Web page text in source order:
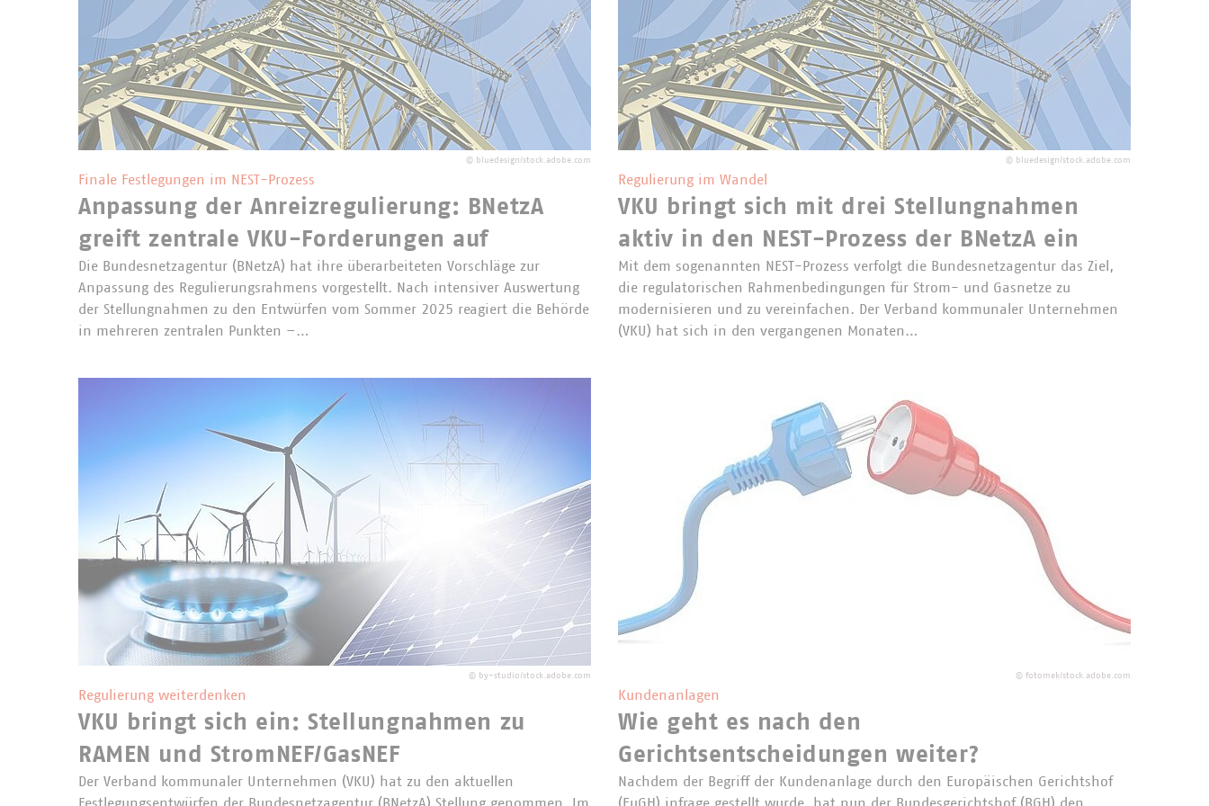
© bluedesign/stock.adobe.com
Finale Festlegungen im NEST-Prozess
Anpassung der Anreizregulierung: BNetzA
greift zentrale VKU-Forderungen auf
Die Bundesnetzagentur (BNetzA) hat ihre überarbeiteten Vorschläge zur
Anpassung des Regulierungsrahmens vorgestellt. Nach intensiver Auswertung
der Stellungnahmen zu den Entwürfen vom Sommer 2025 reagiert die Behörde
in mehreren zentralen Punkten –…
© bluedesign/stock.adobe.com
Regulierung im Wandel
VKU bringt sich mit drei Stellungnahmen
aktiv in den NEST-Prozess der BNetzA ein
Mit dem sogenannten NEST-Prozess verfolgt die Bundesnetzagentur das Ziel,
die regulatorischen Rahmenbedingungen für Strom- und Gasnetze zu
modernisieren und zu vereinfachen. Der Verband kommunaler Unternehmen
(VKU) hat sich in den vergangenen Monaten…
© by-studio/stock.adobe.com
Regulierung weiterdenken
VKU bringt sich ein: Stellungnahmen zu
RAMEN und StromNEF/GasNEF
Der Verband kommunaler Unternehmen (VKU) hat zu den aktuellen
© fotomek/stock.adobe.com
Kundenanlagen
Wie geht es nach den
Gerichtsentscheidungen weiter?
Nachdem der Begriff der Kundenanlage durch den Europäischen Gerichtshof